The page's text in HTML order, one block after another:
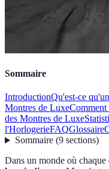
Sommaire
IntroductionQu'est-ce
Montres de LuxeComment
des Montres de Luxe
l'HorlogerieFAQGlossaire
Sommaire(9 sections)
Dans un monde où chaque